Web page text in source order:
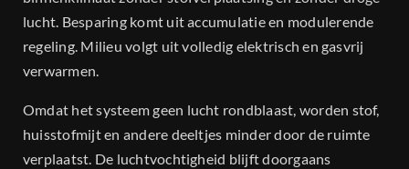
lucht. Besparing komt uit accumulatie en modulerende
regeling. Milieu volgt uit volledig elektrisch en gasvrij
verwarmen.
Omdat het systeem geen lucht rondblaast, worden stof,
huisstofmijt en andere deeltjes minder door de ruimte
verplaatst. De luchtvochtigheid blijft doorgaans